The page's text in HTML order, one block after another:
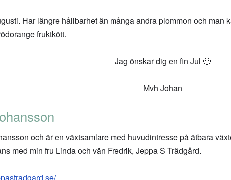
Har längre hållbarhet än många andra plommon och man
fruktkött.
Jag önskar dig en fin Jul 🙂
Mvh Johan
och är en växtsamlare med huvudintresse på ätbara
med min fru Linda och vän Fredrik, Jeppa S Trädgård.